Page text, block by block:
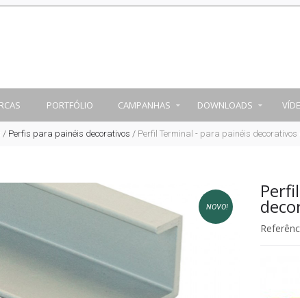
PORTFÓLIO CAMPANHAS DOWNLOADS
/ Perfis para painéis decorativos / Perfil Terminal - para painéis decorativos
NOVO!